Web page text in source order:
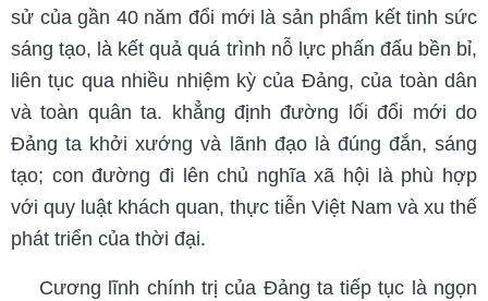
sử của gần 40 năm đổi mới là sản phẩm kết tinh sức
sáng tạo, là kết quả quá trình nỗ lực phấn đấu bền bỉ,
liên tục qua nhiều nhiệm kỳ của Đảng, của toàn dân
và toàn quân ta. khẳng định đường lối đổi mới do
Đảng ta khởi xướng và lãnh đạo là đúng đắn, sáng
tạo; con đường đi lên chủ nghĩa xã hội là phù hợp
với quy luật khách quan, thực tiễn Việt Nam và xu thế
phát triển của thời đại.
Cương lĩnh chính trị của Đảng ta tiếp tục là ngọn